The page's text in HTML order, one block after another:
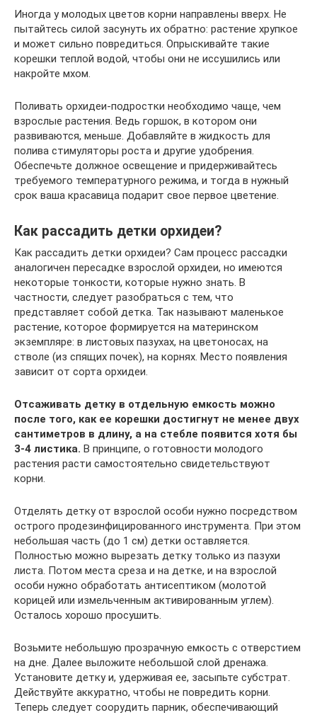
Иногда у молодых цветов корни направлены вверх. Не
пытайтесь силой засунуть их обратно: растение хрупкое
и может сильно повредиться. Опрыскивайте такие
корешки теплой водой, чтобы они не иссушились или
накройте мхом.
Поливать орхидеи-подростки необходимо чаще, чем
взрослые растения. Ведь горшок, в котором они
развиваются, меньше. Добавляйте в жидкость для
полива стимуляторы роста и другие удобрения.
Обеспечьте должное освещение и придерживайтесь
требуемого температурного режима, и тогда в нужный
срок ваша красавица подарит свое первое цветение.
Как рассадить детки орхидеи?
Как рассадить детки орхидеи? Сам процесс рассадки
аналогичен пересадке взрослой орхидеи, но имеются
некоторые тонкости, которые нужно знать. В
частности, следует разобраться с тем, что
представляет собой детка. Так называют маленькое
растение, которое формируется на материнском
экземпляре: в листовых пазухах, на цветоносах, на
стволе (из спящих почек), на корнях. Место появления
зависит от сорта орхидеи.
Отсаживать детку в отдельную емкость можно
после того, как ее корешки достигнут не менее двух
сантиметров в длину, а на стебле появится хотя бы
3-4 листика. В принципе, о готовности молодого
растения расти самостоятельно свидетельствуют
корни.
Отделять детку от взрослой особи нужно посредством
острого продезинфицированного инструмента. При этом
небольшая часть (до 1 см) детки оставляется.
Полностью можно вырезать детку только из пазухи
листа. Потом места среза и на детке, и на взрослой
особи нужно обработать антисептиком (молотой
корицей или измельченным активированным углем).
Осталось хорошо просушить.
Возьмите небольшую прозрачную емкость с отверстием
на дне. Далее выложите небольшой слой дренажа.
Установите детку и, удерживая ее, засыпьте субстрат.
Действуйте аккуратно, чтобы не повредить корни.
Теперь следует соорудить парник, обеспечивающий